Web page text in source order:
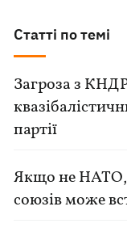
Статті по темі
Загроза з
партії
Якщо не НАТО,
союзів може